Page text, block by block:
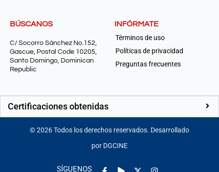
BÚSCANOS
C/ Socorro Sánchez No.152,
Gascue, Postal Code 10205,
Santo Domingo, Dominican
Republic
INFÓRMATE
Términos de uso
Políticas de privacidad
Preguntas frecuentes
Certificaciones obtenidas
©2026Todos los derechos reservados. Desarrollado
por DGCINE
SÍGUENOS
Facebook-
Play Instagram